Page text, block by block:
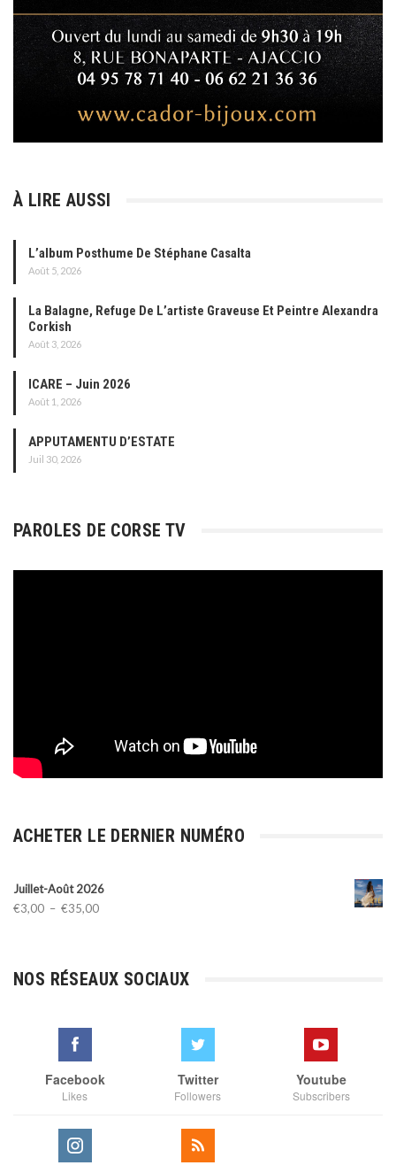
À LIRE AUSSI
L’album Posthume De Stéphane Casalta
Août 5, 2026
La Balagne, Refuge De L’artiste Graveuse Et Peintre Alexandra
Corkish
Août 3, 2026
ICARE – Juin 2026
Août 1, 2026
APPUTAMENTU D’ESTATE
Juil 30, 2026
PAROLES DE CORSE TV
ACHETER LE DERNIER NUMÉRO
Juillet-Août 2026
€3,00 – €35,00Plage
à
NOS RÉSEAUX SOCIAUX
Facebook
Likes
Twitter
Followers
Youtube
Subscribers